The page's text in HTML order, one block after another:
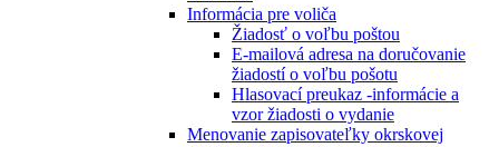
Informácia pre voliča
Žiadosť o voľbu poštou
E-mailová adresa na doručovanie
žiadostí o voľbu pošotu
Hlasovací preukaz -informácie a
vzor žiadosti o vydanie
Menovanie zapisovateľky okrskovej